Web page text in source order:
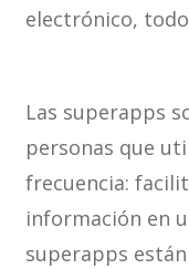
electrónico,
Las superapps
personas que
frecuencia:
información en
superapps